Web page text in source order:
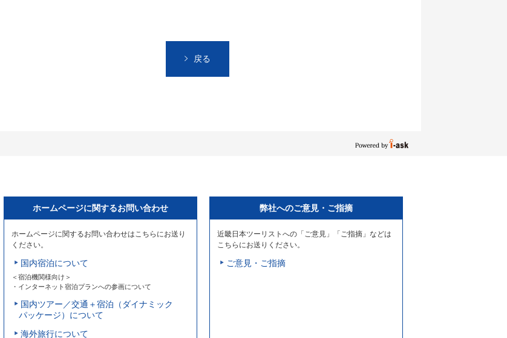
戻る
ホームページに関するお問い合わせ
ホームページに関するお問い合わせはこちらにお送り
ください。
国内宿泊について
＜宿泊機関様向け＞
・インターネット宿泊プランへの参画について
国内ツアー／交通＋宿泊（ダイナミック
パッケージ）について
海外旅行について
弊社へのご意見・ご指摘
近畿日本ツーリストへの「ご意見」「ご指摘」などは
こちらにお送りください。
ご意見・ご指摘